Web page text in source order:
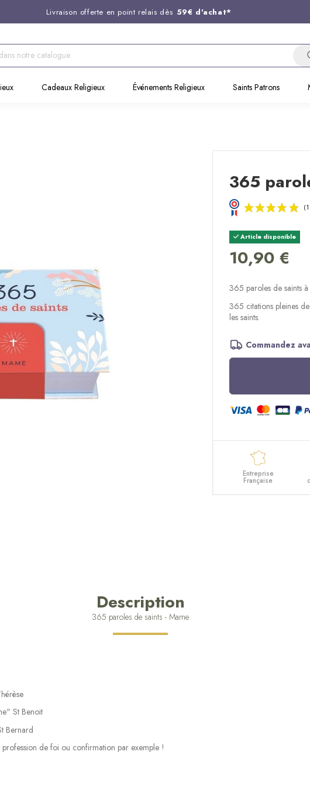
Livraison offerte en point relais dès 59€ d'achat*
Support client disponible au
Commandez avant 14H, expédition le jour même !
Cadeaux Religieux Événements Religieux Saints Patrons
365
Article disponible
10,90 €
365 paroles de saints
365 citations pleines
les saints.
Commandez
Entreprise
Française
Description
365 paroles de saints - Mame
St Benoit
Bernard
de foi ou confirmation par exemple !